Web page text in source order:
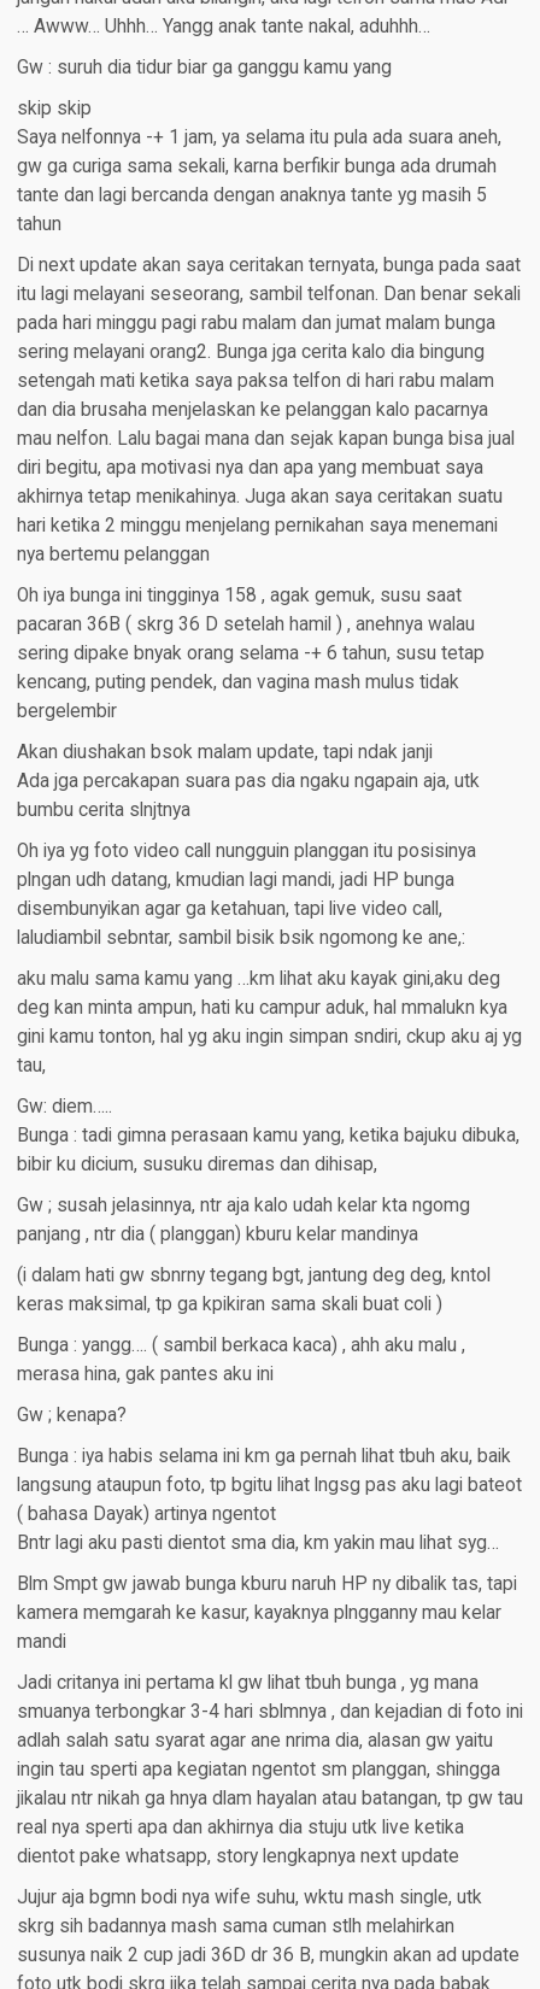
… Awww… Uhhh… Yangg anak tante nakal, aduhhh…
Gw : suruh dia tidur biar ga ganggu kamu yang
skip skip
Saya nelfonnya -+ 1 jam, ya selama itu pula ada suara aneh,
gw ga curiga sama sekali, karna berfikir bunga ada drumah
tante dan lagi bercanda dengan anaknya tante yg masih 5
tahun
Di next update akan saya ceritakan ternyata, bunga pada saat
itu lagi melayani seseorang, sambil telfonan. Dan benar sekali
pada hari minggu pagi rabu malam dan jumat malam bunga
sering melayani orang2. Bunga jga cerita kalo dia bingung
setengah mati ketika saya paksa telfon di hari rabu malam
dan dia brusaha menjelaskan ke pelanggan kalo pacarnya
mau nelfon. Lalu bagai mana dan sejak kapan bunga bisa jual
diri begitu, apa motivasi nya dan apa yang membuat saya
akhirnya tetap menikahinya. Juga akan saya ceritakan suatu
hari ketika 2 minggu menjelang pernikahan saya menemani
nya bertemu pelanggan
Oh iya bunga ini tingginya 158 , agak gemuk, susu saat
pacaran 36B ( skrg 36 D setelah hamil ) , anehnya walau
sering dipake bnyak orang selama -+ 6 tahun, susu tetap
kencang, puting pendek, dan vagina mash mulus tidak
bergelembir
Akan diushakan bsok malam update, tapi ndak janji
Ada jga percakapan suara pas dia ngaku ngapain aja, utk
bumbu cerita slnjtnya
Oh iya yg foto video call nungguin planggan itu posisinya
plngan udh datang, kmudian lagi mandi, jadi HP bunga
disembunyikan agar ga ketahuan, tapi live video call,
laludiambil sebntar, sambil bisik bsik ngomong ke ane,:
aku malu sama kamu yang …km lihat aku kayak gini,aku deg
deg kan minta ampun, hati ku campur aduk, hal mmalukn kya
gini kamu tonton, hal yg aku ingin simpan sndiri, ckup aku aj yg
tau,
Gw: diem…..
Bunga : tadi gimna perasaan kamu yang, ketika bajuku dibuka,
bibir ku dicium, susuku diremas dan dihisap,
Gw ; susah jelasinnya, ntr aja kalo udah kelar kta ngomg
panjang , ntr dia ( planggan) kburu kelar mandinya
(i dalam hati gw sbnrny tegang bgt, jantung deg deg, kntol
keras maksimal, tp ga kpikiran sama skali buat coli )
Bunga : yangg…. ( sambil berkaca kaca) , ahh aku malu ,
merasa hina, gak pantes aku ini
Gw ; kenapa?
Bunga : iya habis selama ini km ga pernah lihat tbuh aku, baik
langsung ataupun foto, tp bgitu lihat lngsg pas aku lagi bateot
( bahasa Dayak) artinya ngentot
Bntr lagi aku pasti dientot sma dia, km yakin mau lihat syg…
Blm Smpt gw jawab bunga kburu naruh HP ny dibalik tas, tapi
kamera memgarah ke kasur, kayaknya plngganny mau kelar
mandi
Jadi critanya ini pertama kl gw lihat tbuh bunga , yg mana
smuanya terbongkar 3-4 hari sblmnya , dan kejadian di foto ini
adlah salah satu syarat agar ane nrima dia, alasan gw yaitu
ingin tau sperti apa kegiatan ngentot sm planggan, shingga
jikalau ntr nikah ga hnya dlam hayalan atau batangan, tp gw tau
real nya sperti apa dan akhirnya dia stuju utk live ketika
dientot pake whatsapp, story lengkapnya next update
Jujur aja bgmn bodi nya wife suhu, wktu mash single, utk
skrg sih badannya mash sama cuman stlh melahirkan
susunya naik 2 cup jadi 36D dr 36 B, mungkin akan ad update